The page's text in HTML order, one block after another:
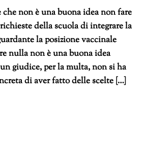
non è una buona idea non fare
della scuola di integrare la
la posizione vaccinale
nulla non è una buona idea
giudice, per la multa, non si ha
di aver fatto delle scelte […]